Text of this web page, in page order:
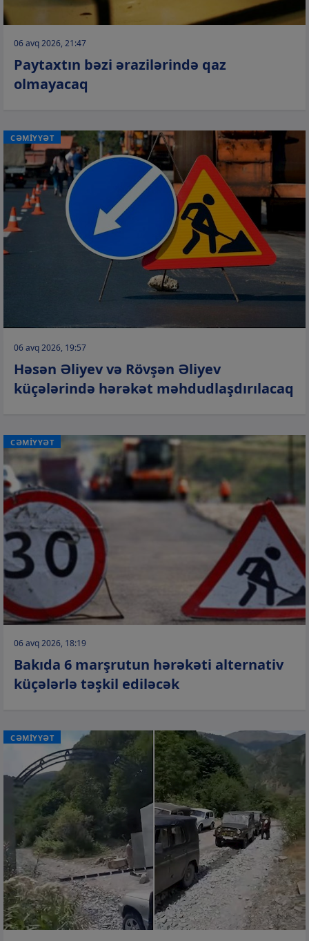
06 avq 2026, 21:47
Paytaxtın bəzi ərazilərində qaz
olmayacaq
CƏMİYYƏT
06 avq 2026, 19:57
Həsən Əliyev və Rövşən Əliyev
küçələrində hərəkət məhdudlaşdırılacaq
CƏMİYYƏT
06 avq 2026, 18:19
Bakıda 6 marşrutun hərəkəti alternativ
küçələrlə təşkil ediləcək
CƏMİYYƏT